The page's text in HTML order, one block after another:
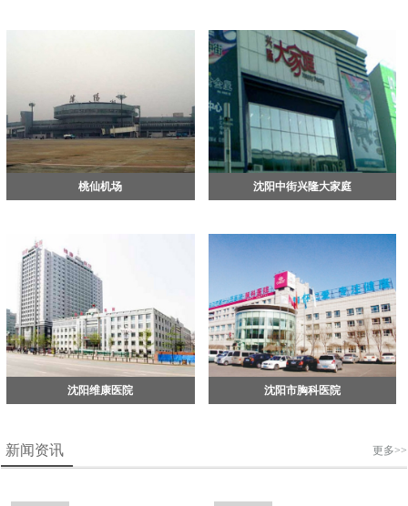
桃仙机场 沈阳中街兴隆大家庭
沈阳维康医院 沈阳市胸科医院
新闻资讯 更多>>